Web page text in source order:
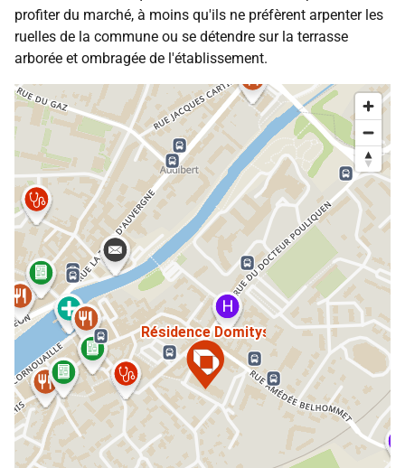
profiter du marché, à moins qu'ils ne préfèrent arpenter les
ruelles de la commune ou se détendre sur la terrasse
arborée et ombragée de l'établissement.